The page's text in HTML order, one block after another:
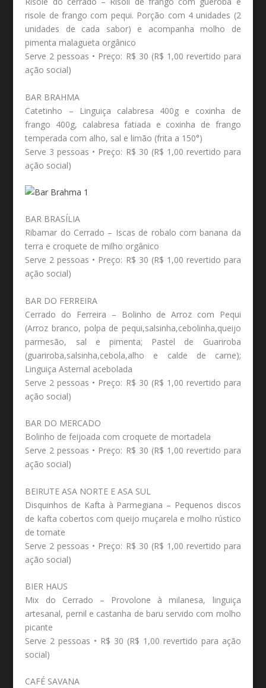
risole de frango com pequi. Porção com 4 unidades (2
unidades de cada sabor) e acompanha molho de
pimenta malagueta orgânico
Serve 2 pessoas • Preço: R$ 30 (R$ 1,00 revertido para
ação social)
BAR BRAHMA
Catetinho – Linguiça calabresa 400g e coxinha de
frango 400g, calabresa fatiada e coxinha de frango
temperada com alho, sal e limão (frita a 150°)
Serve 3 pessoas • Preço: R$ 30 (R$ 1,00 revertido para
ação social)
BAR BRASÍLIA
Ribamar do Cerrado – Iscas de robalo com banana da
terra e croquete de milho orgânico
Serve 2 pessoas • Preço: R$ 30 (R$ 1,00 revertido para
ação social)
BAR DO FERREIRA
Cerrado do Ferreira – Bolinho de Arroz com Pequi
(Arroz branco, polpa de pequi,salsinha,cebolinha,queijo
parmesão, sal e pimenta; Pastel de Guariroba
(guariroba,salsinha,cebola,alho e calde de carne);
Linguiça Asternal acebolada
Serve 2 pessoas • Preço: R$ 30 (R$ 1,00 revertido para
ação social)
BAR DO MERCADO
Bolinho de feijoada com croquete de mortadela
Serve 2 pessoas • Preço: R$ 30 (R$ 1,00 revertido para
ação social)
BEIRUTE ASA NORTE E ASA SUL
Disquinhos de Kafta à Parmegiana – Pequenos discos
de kafta cobertos com queijo muçarela e molho rústico
de tomate
Serve 2 pessoas • Preço: R$ 30 (R$ 1,00 revertido para
ação social)
BIER HAUS
Mix do Cerrado – Provolone à milanesa, linguiça
artesanal, pernil e castanha de baru servido com molho
picante
Serve 2 pessoas • R$ 30 (R$ 1,00 revertido para ação
social)
CAFÉ SAVANA